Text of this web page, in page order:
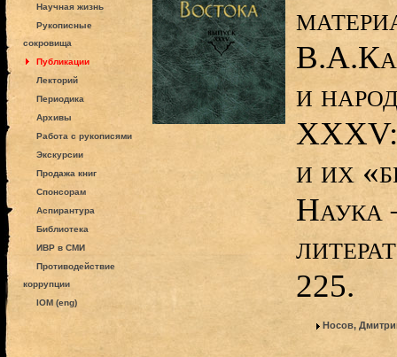
Научная жизнь
Рукописные
сокровища
Публикации
Лекторий
Периодика
Архивы
Работа с рукописями
Экскурсии
Продажа книг
Спонсорам
Аспирантура
Библиотека
ИВР в СМИ
Противодействие
коррупции
IOM (eng)
и
XXXV:
и их
Наука
225.
Носов,